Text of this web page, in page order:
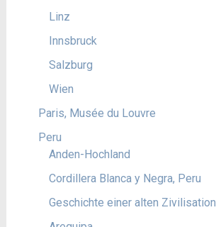
Linz
Innsbruck
Salzburg
Wien
Paris, Musée du Louvre
Peru
Anden-Hochland
Cordillera Blanca y Negra, Peru
Geschichte einer alten Zivilisation